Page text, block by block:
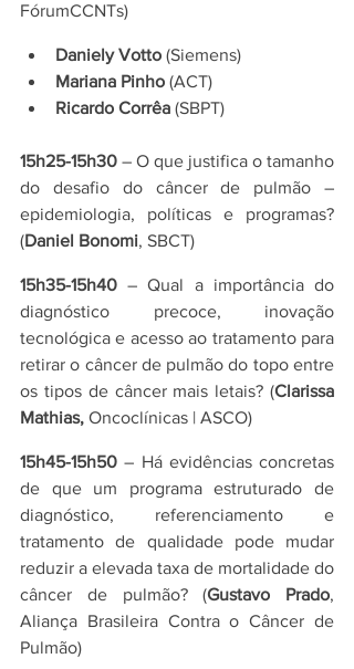
FórumCCNTs)
Daniely Votto (Siemens)
Mariana Pinho (ACT)
Ricardo Corrêa (SBPT)
15h25-15h30 – O que justifica o tamanho
do desafio do câncer de pulmão –
(Daniel Bonomi, SBCT)
15h35-15h40 – Qual a importância do
diagnóstico precoce, inovação
tecnológica e acesso ao tratamento para
retirar o câncer de pulmão do topo entre
os tipos de câncer mais letais? (Clarissa
Mathias, Oncoclínicas | ASCO)
15h45-15h50 – Há evidências concretas
de que um programa estruturado de
diagnóstico, referenciamento e
tratamento de qualidade pode mudar
reduzir a elevada taxa de mortalidade do
câncer de pulmão? (Gustavo Prado,
Aliança Brasileira Contra o Câncer de
Pulmão)